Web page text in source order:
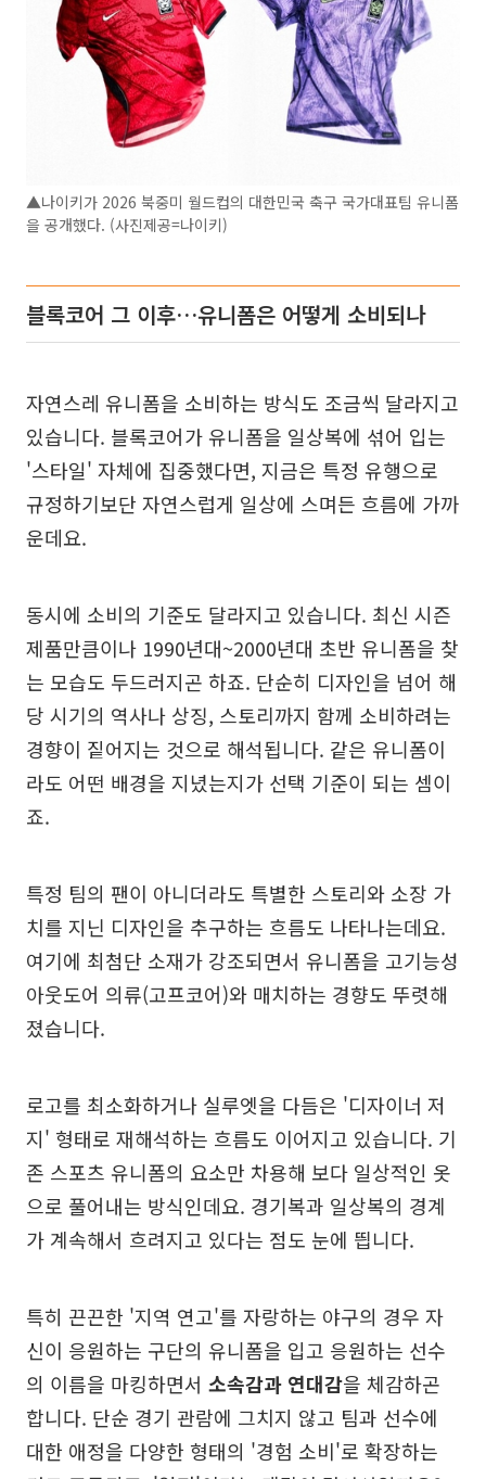
▲나이키가 2026 북중미 월드컵의 대한민국 축구 국가대표팀 유니폼
을 공개했다. (사진제공=나이키)
블록코어 그 이후…유니폼은 어떻게 소비되나
자연스레 유니폼을 소비하는 방식도 조금씩 달라지고
있습니다. 블록코어가 유니폼을 일상복에 섞어 입는
'스타일' 자체에 집중했다면, 지금은 특정 유행으로
규정하기보단 자연스럽게 일상에 스며든 흐름에 가까
운데요.
동시에 소비의 기준도 달라지고 있습니다. 최신 시즌
제품만큼이나 1990년대~2000년대 초반 유니폼을 찾
는 모습도 두드러지곤 하죠. 단순히 디자인을 넘어 해
당 시기의 역사나 상징, 스토리까지 함께 소비하려는
경향이 짙어지는 것으로 해석됩니다. 같은 유니폼이
라도 어떤 배경을 지녔는지가 선택 기준이 되는 셈이
죠.
특정 팀의 팬이 아니더라도 특별한 스토리와 소장 가
치를 지닌 디자인을 추구하는 흐름도 나타나는데요.
여기에 최첨단 소재가 강조되면서 유니폼을 고기능성
아웃도어 의류(고프코어)와 매치하는 경향도 뚜렷해
졌습니다.
로고를 최소화하거나 실루엣을 다듬은 '디자이너 저
지' 형태로 재해석하는 흐름도 이어지고 있습니다. 기
존 스포츠 유니폼의 요소만 차용해 보다 일상적인 옷
으로 풀어내는 방식인데요. 경기복과 일상복의 경계
가 계속해서 흐려지고 있다는 점도 눈에 띕니다.
특히 끈끈한 '지역 연고'를 자랑하는 야구의 경우 자
신이 응원하는 구단의 유니폼을 입고 응원하는 선수
의 이름을 마킹하면서 소속감과 연대감을 체감하곤
합니다. 단순 경기 관람에 그치지 않고 팀과 선수에
대한 애정을 다양한 형태의 '경험 소비'로 확장하는